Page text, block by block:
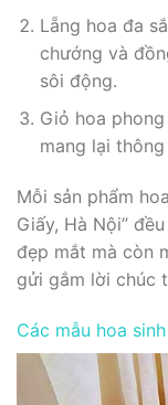
Lẵng hoa đa
chướng và
sôi động.
Giỏ hoa
mang lại
Mỗi sản phẩm
Giấy, Hà Nội”
đẹp mắt mà còn
gửi gắm lời chúc
Các mẫu hoa